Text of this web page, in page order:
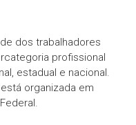
dos trabalhadores
profissional
estadual e nacional.
organizada em